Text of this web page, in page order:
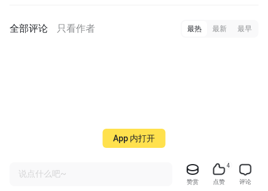
全部评论 只看作者 最热 最新 最早
说点什么吧~
赞赏
4
点赞 评论
App 内打开